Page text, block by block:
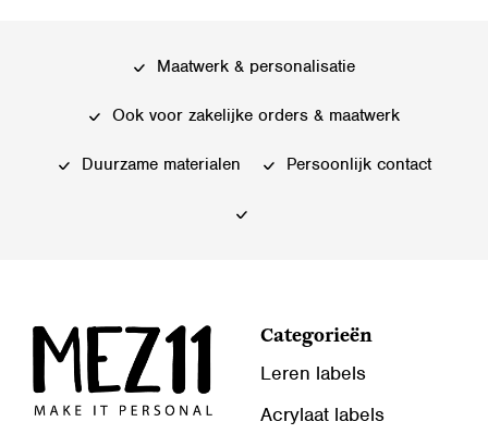
Maatwerk & personalisatie
Ook voor zakelijke orders & maatwerk
Duurzame materialen Persoonlijk contact
Categorieën
Leren labels
Acrylaat labels